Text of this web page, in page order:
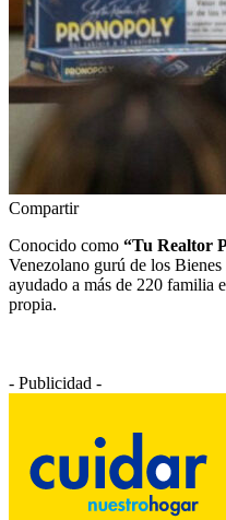
Compartir
Conocido como “Tu Realtor
Venezolano gurú de los
ayudado a más de 220 familia
propia.
- Publicidad -